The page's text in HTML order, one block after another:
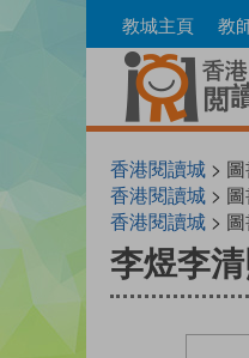
to
教城主頁 教
香港閱讀城 >
香港閱讀城 >
香港閱讀城 >
李煜李清